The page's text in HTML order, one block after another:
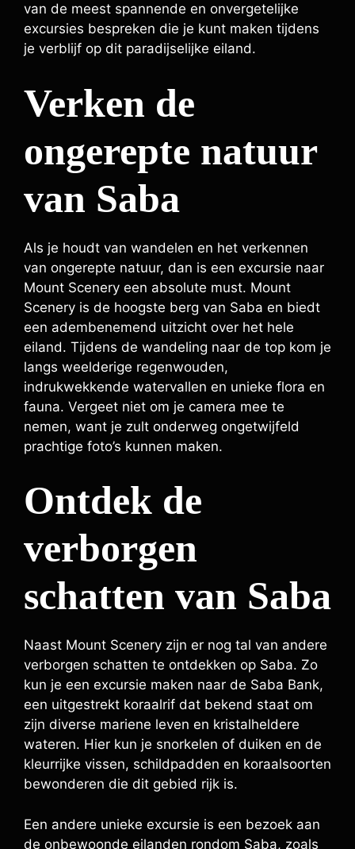
van de meest spannende en onvergetelijke
excursies bespreken die je kunt maken tijdens
je verblijf op dit paradijselijke eiland.
Verken de
ongerepte natuur
van Saba
Als je houdt van wandelen en het verkennen
van ongerepte natuur, dan is een excursie naar
Mount Scenery een absolute must. Mount
Scenery is de hoogste berg van Saba en biedt
een adembenemend uitzicht over het hele
eiland. Tijdens de wandeling naar de top kom je
langs weelderige regenwouden,
indrukwekkende watervallen en unieke flora en
fauna. Vergeet niet om je camera mee te
nemen, want je zult onderweg ongetwijfeld
prachtige foto’s kunnen maken.
Ontdek de
verborgen
schatten van Saba
Naast Mount Scenery zijn er nog tal van andere
verborgen schatten te ontdekken op Saba. Zo
kun je een excursie maken naar de Saba Bank,
een uitgestrekt koraalrif dat bekend staat om
zijn diverse mariene leven en kristalheldere
wateren. Hier kun je snorkelen of duiken en de
kleurrijke vissen, schildpadden en koraalsoorten
bewonderen die dit gebied rijk is.
Een andere unieke excursie is een bezoek aan
de onbewoonde eilanden rondom Saba, zoals